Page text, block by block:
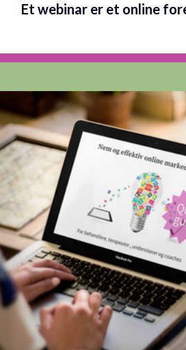
Et webinar er et online